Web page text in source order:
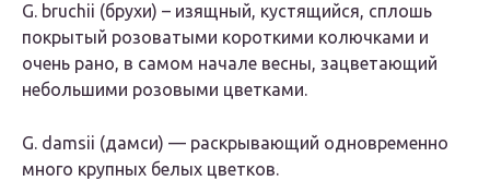
G. bruchii (брухи) – изящный, кустящийся, сплошь
покрытый розоватыми короткими колючками и
очень рано, в самом начале весны, зацветающий
небольшими розовыми цветками.
G. damsii (дамси) — раскрывающий одновременно
много крупных белых цветков.